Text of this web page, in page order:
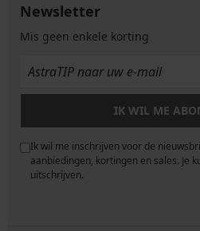
Newsletter
Mis geen enkele korting
IK WIL ME
Ik wil me inschrijven voor de
aanbiedingen, kortingen en sales. Je
uitschrijven.